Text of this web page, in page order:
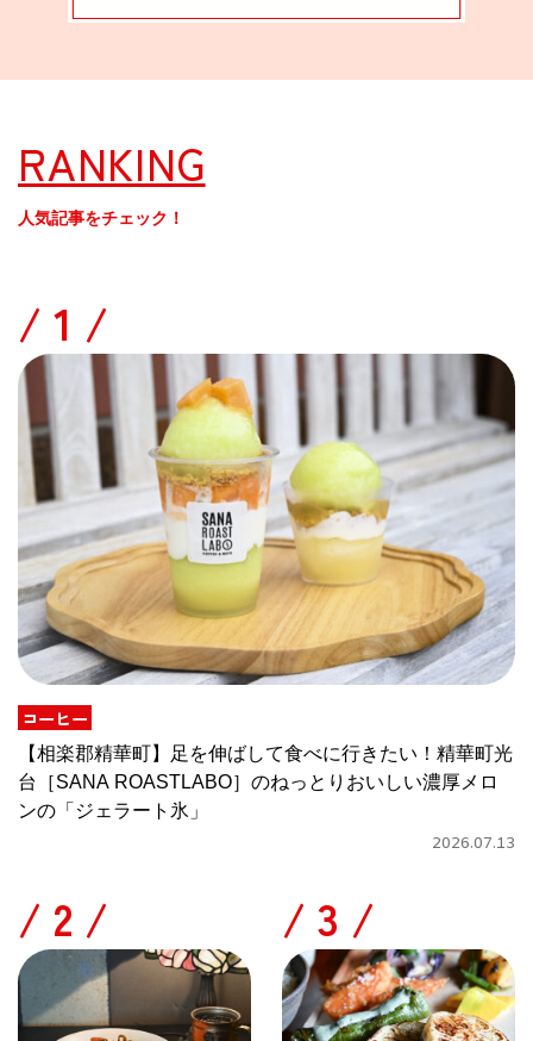
RANKING
人気記事をチェック！
/
コーヒー
【相楽郡精華町】足を伸ばして食べに行きたい！精華町光
台［SANA ROASTLABO］のねっとりおいしい濃厚メロ
ンの「ジェラート氷」
2026.07.13
/ /